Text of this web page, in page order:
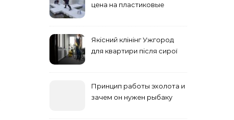
цена на пластиковые
Якісний клінінг Ужгород
для квартири після сирої
Принцип работы эхолота и
зачем он нужен рыбаку